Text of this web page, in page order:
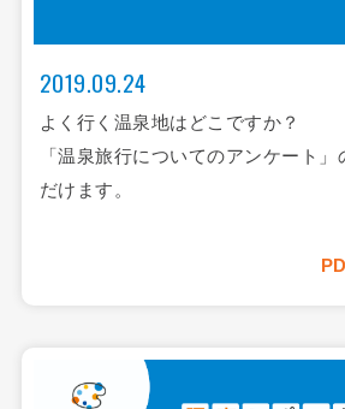
2019.09.24
よく行く温泉地はどこですか？
「温泉旅行についてのアンケート
だけます。